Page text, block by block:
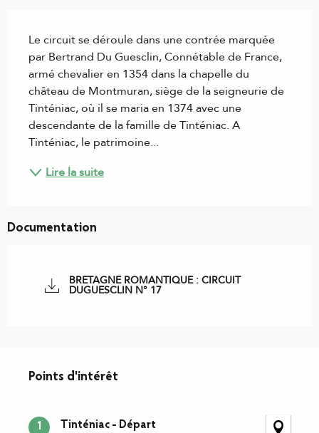
Le circuit se déroule dans une contrée marquée
par Bertrand Du Guesclin, Connétable de France,
armé chevalier en 1354 dans la chapelle du
château de Montmuran, siège de la seigneurie de
Tinténiac, où il se maria en 1374 avec une
descendante de la famille de Tinténiac. A
Tinténiac, le patrimoine...
Lire la suite
Documentation
BRETAGNE ROMANTIQUE : CIRCUIT
DUGUESCLIN N° 17
Points d'intérêt
1 Tinténiac - Départ